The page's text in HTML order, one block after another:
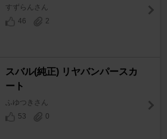
すずらんさん
46
2
スバル(純正) リヤバンパースカ
ート
ふゆつきさん
53
0